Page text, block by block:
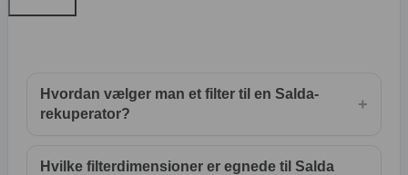
Hvordan vælger man et filter til en Salda-
rekuperator?
+
Hvilke filterdimensioner er egnede til Salda